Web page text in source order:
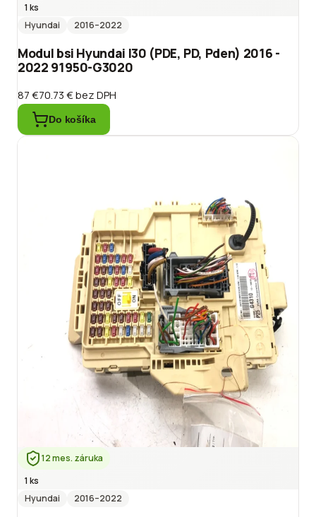
1 ks
Hyundai
2016–2022
Modul bsi Hyundai I30 (PDE, PD, Pden) 2016 -
2022 91950-G3020
87 €70.73 €bez DPH
Do košíka
12 mes. záruka
1 ks
Hyundai
2016–2022